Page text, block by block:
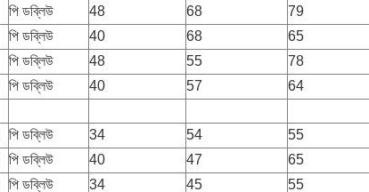
পি ডব্লিউ 48 68 79
পি ডব্লিউ 40 68 65
পি ডব্লিউ 48 55 78
পি ডব্লিউ 40 57 64
পি ডব্লিউ 34 54 55
পি ডব্লিউ 40 47 65
পি ডব্লিউ 34 45 55